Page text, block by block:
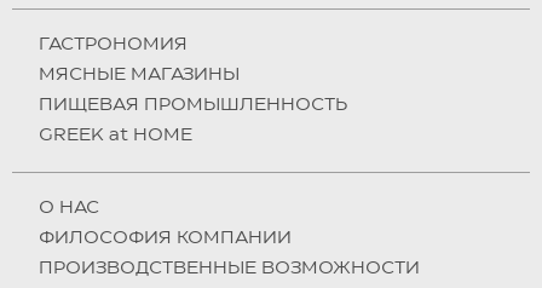
ГАСТРОНОМИЯ
МЯСНЫЕ МАГАЗИНЫ
ПИЩЕВАЯ ПРОМЫШЛЕННОСТЬ
GREEK at HOME
О НAC
ФИЛОСОФИЯ КОМПАНИИ
ПРОИЗВОДСТВЕННЫЕ ВОЗМОЖНОСТИ